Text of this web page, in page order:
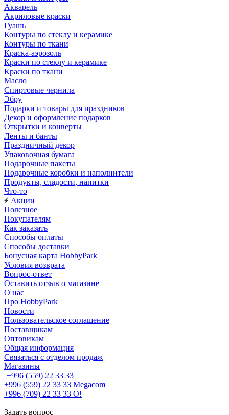
Акварель
Акриловые краски
Гуашь
Контуры по стеклу и керамике
Контуры по ткани
Краска-аэрозоль
Краски по стеклу и керамике
Краски по ткани
Масло
Спиртовые чернила
Эбру
Подарки и товары для праздников
Декор и оформление подарков
Открытки и конверты
Ленты и банты
Праздничный декор
Упаковочная бумага
Подарочные пакеты
Подарочные коробки и наполнители
Продукты, сладости, напитки
Что-то
Акции
Полезное
Покупателям
Как заказать
Способы оплаты
Способы доставки
Бонусная карта HobbyPark
Условия возврата
Вопрос-ответ
Оставить отзыв о магазине
О нас
Про HobbyPark
Новости
Пользовательское соглашение
Поставщикам
Оптовикам
Общая информация
Связаться с отделом продаж
Магазины
+996 (559) 22 33 33
+996 (559) 22 33 33 Megacom
+996 (709) 22 33 33 O!
Задать вопрос